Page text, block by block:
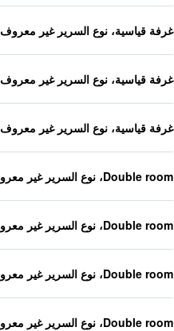
غرفة قياسية، نوع السرير غير معروف
غرفة قياسية، نوع السرير غير معروف
غرفة قياسية، نوع السرير غير معروف
Double room، نوع السرير غير معروف
Double room، نوع السرير غير معروف
Double room، نوع السرير غير معروف
Double room، نوع السرير غير معروف